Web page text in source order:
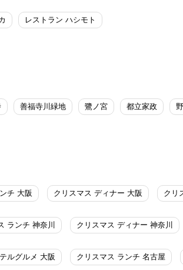
レストラン ハシモト
善福寺川緑地 鷺ノ宮 都立家政
チ 大阪 クリスマス ディナー 大阪 クリ
ランチ 神奈川 クリスマス ディナー 神奈川
ルグルメ 大阪 クリスマス ランチ 名古屋